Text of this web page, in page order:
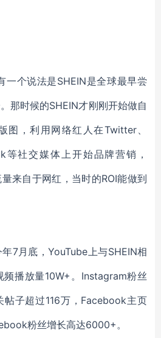
一个说法是SHEIN是全球最早尝
那时候的SHEIN才刚刚开始做自
图，利用网络红人在Twitter、
等社交媒体上开始品牌营销，
来自于网红，当时的ROI能做到
年7月底，YouTube上与SHEIN相
播放量10W+。Instagram粉丝
帖子超过116万，Facebook主页
粉丝增长高达6000+。